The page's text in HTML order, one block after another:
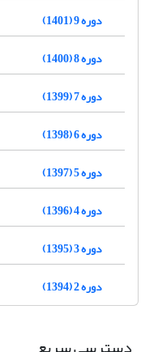
دوره 9 (1401)
دوره 8 (1400)
دوره 7 (1399)
دوره 6 (1398)
دوره 5 (1397)
دوره 4 (1396)
دوره 3 (1395)
دوره 2 (1394)